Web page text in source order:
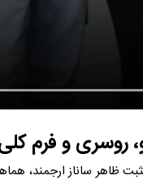
روسری و فرم
ظاهر ساناز ارجمند،